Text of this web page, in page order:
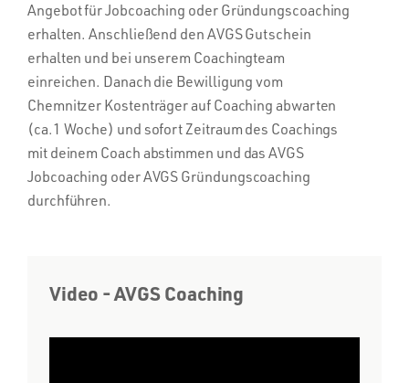
Angebot für Jobcoaching oder Gründungscoaching
erhalten. Anschließend den AVGS Gutschein
erhalten und bei unserem Coachingteam
einreichen. Danach die Bewilligung vom
Chemnitzer Kostenträger auf Coaching abwarten
(ca.1 Woche) und sofort Zeitraum des Coachings
mit deinem Coach abstimmen und das AVGS
Jobcoaching oder AVGS Gründungscoaching
durchführen.
Video - AVGS Coaching